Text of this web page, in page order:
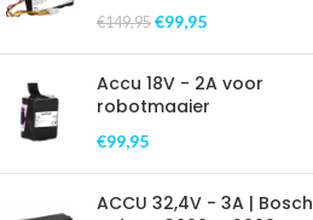
€149,95 €99,95
Accu 18V - 2A voor
robotmaaier
€99,95
ACCU 32,4V - 3A | Bosch